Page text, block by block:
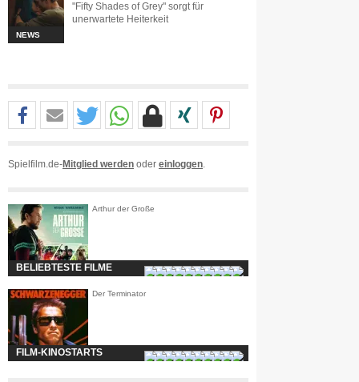
NEWS
"Fifty Shades of Grey" sorgt für
unerwartete Heiterkeit
Spielfilm.de-Mitglied werden oder einloggen
Arthur der Große
BELIEBTESTE FILME
Der Terminator
FILM-KINOSTARTS